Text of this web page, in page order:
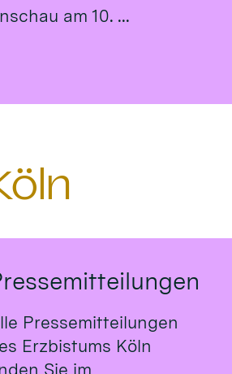
am 10. ...
Pressemitteilungen
Erzbistums Köln
Sie im